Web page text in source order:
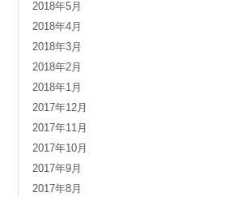
2018年5月
2018年4月
2018年3月
2018年2月
2018年1月
2017年12月
2017年11月
2017年10月
2017年9月
2017年8月